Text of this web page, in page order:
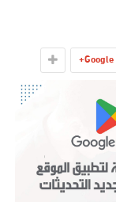
Google+